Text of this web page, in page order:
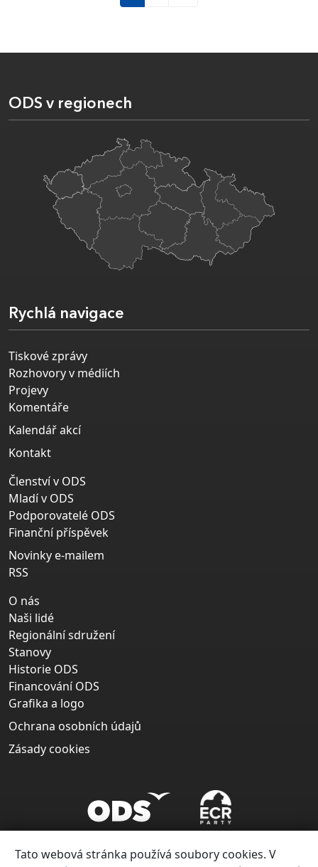
ODS v regionech
Rychlá navigace
Tiskové zprávy
Rozhovory v médiích
Projevy
Komentáře
Kalendář akcí
Kontakt
Členství v ODS
Mladí v ODS
Podporovatelé ODS
Finanční příspěvek
Novinky e-mailem
RSS
O nás
Naši lidé
Regionální sdružení
Stanovy
Historie ODS
Financování ODS
Grafika a logo
Ochrana osobních údajů
Zásady cookies
Tato webová stránka používá soubory cookies. V